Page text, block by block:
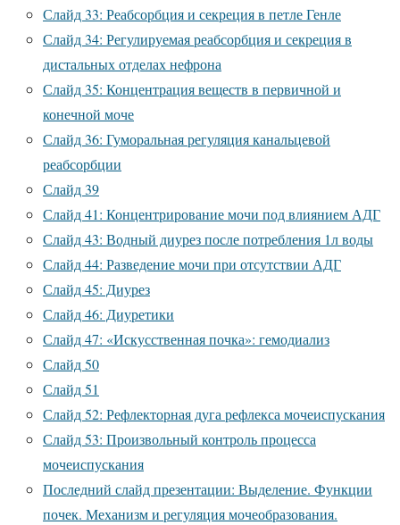
Слайд 33: Реабсорбция и секреция в петле Генле
Слайд 34: Регулируемая реабсорбция и секреция в
дистальных отделах нефрона
Слайд 35: Концентрация веществ в первичной и
конечной моче
Слайд 36: Гуморальная регуляция канальцевой
реабсорбции
Слайд 39
Слайд 41: Концентрирование мочи под влиянием АДГ
Слайд 43: Водный диурез после потребления 1л воды
Слайд 44: Разведение мочи при отсутствии АДГ
Слайд 45: Диурез
Слайд 46: Диуретики
Слайд 47: «Искусственная почка»: гемодиализ
Слайд 50
Слайд 51
Слайд 52: Рефлекторная дуга рефлекса мочеиспускания
Слайд 53: Произвольный контроль процесса
мочеиспускания
Последний слайд презентации: Выделение. Функции
почек. Механизм и регуляция мочеобразования.